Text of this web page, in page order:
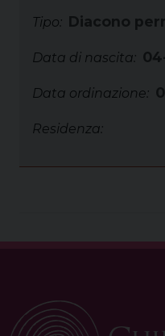
Tipo: Diacono
Data di nascita:
Data ordinazione:
Residenza: